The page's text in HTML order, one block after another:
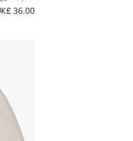
36.00